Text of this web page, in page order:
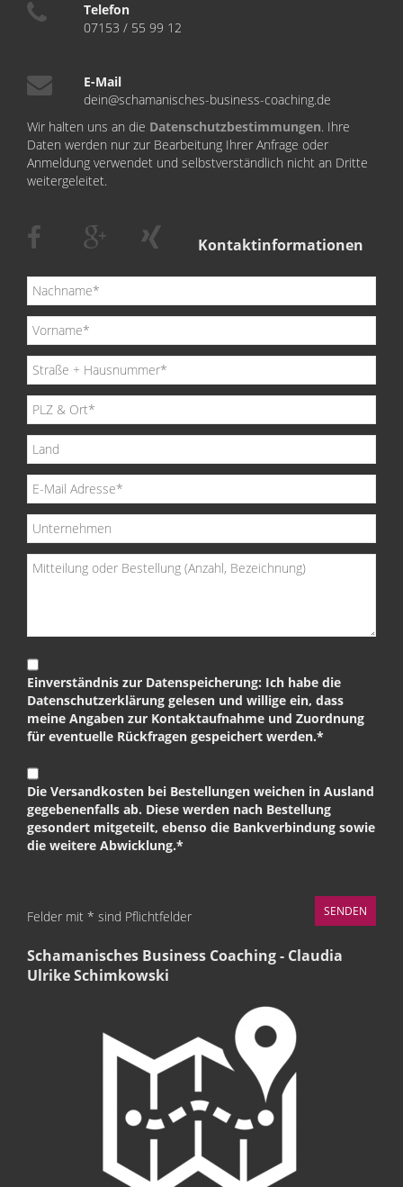
Telefon
07153 / 55 99 12
E-Mail
dein@schamanisches-business-coaching.de
Wir halten uns an die Datenschutzbestimmungen. Ihre
Daten werden nur zur Bearbeitung Ihrer Anfrage oder
Anmeldung verwendet und selbstverständlich nicht an Dritte
weitergeleitet.
Kontaktinformationen
Einverständnis zur Datenspeicherung: Ich habe die
Datenschutzerklärung gelesen und willige ein, dass
meine Angaben zur Kontaktaufnahme und Zuordnung
für eventuelle Rückfragen gespeichert werden.*
Die Versandkosten bei Bestellungen weichen in Ausland
gegebenenfalls ab. Diese werden nach Bestellung
gesondert mitgeteilt, ebenso die Bankverbindung sowie
die weitere Abwicklung.*
Felder mit * sind Pflichtfelder
Schamanisches Business Coaching - Claudia
Ulrike Schimkowski